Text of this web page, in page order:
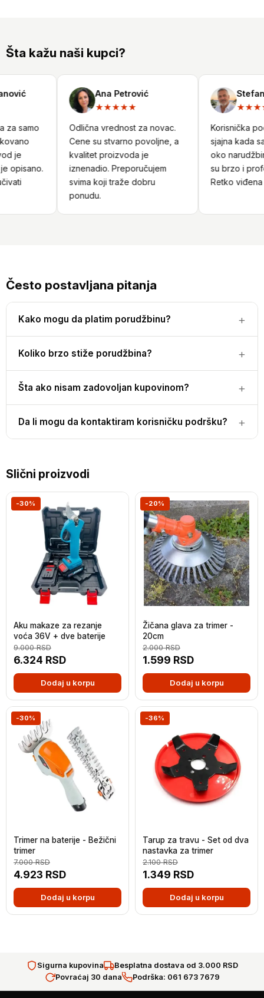
Šta kažu naši kupci?
samo
je
opisano.
Ana Petrović
★★★★★
Odlična vrednost za novac.
Cene su stvarno povoljne, a
kvalitet proizvoda je
iznenadio. Preporučujem
svima koji traže dobru
ponudu.
Stefan
Korisnička
sjajna kada
oko
su brzo i
Retko viđena
Često postavljana pitanja
Kako mogu da platim porudžbinu?
Koliko brzo stiže porudžbina?
Šta ako nisam zadovoljan kupovinom?
Da li mogu da kontaktiram korisničku podršku?
Slični proizvodi
-30%
Aku makaze za rezanje
voća 36V + dve baterije
6.324 RSD
9.000RSD
Dodaj u korpu
-20%
Žičana glava za trimer -
20cm
1.599 RSD
2.000RSD
Dodaj u korpu
-30%
Trimer na baterije - Bežični
trimer
4.923 RSD
7.000RSD
Dodaj u korpu
-36%
Tarup za travu - Set od dva
nastavka za trimer
1.349 RSD
2.100RSD
Dodaj u korpu
Sigurna kupovina
Besplatna dostava od 3.000 RSD
Povraćaj 30 dana
Podrška: 061 673 7679